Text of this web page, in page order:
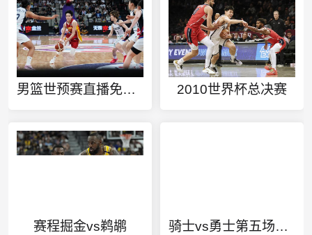
男篮世预赛直播免费观看 2010世界杯总决赛
赛程掘金vs鹈鹕 骑士vs勇士第五场新闻报道